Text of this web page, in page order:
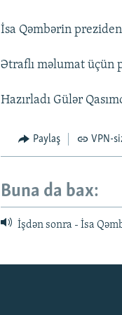
İsa Qəmbərin
Ətraflı məlumat üçün
Hazırladı Gülər
Paylaş VPN-
Buna da bax:
İşdən sonra - İsa